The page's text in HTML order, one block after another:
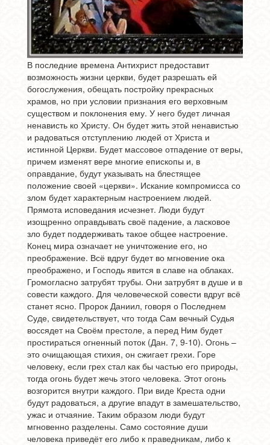
В последние времена Антихрист предоставит
возможность жизни церкви, будет разрешать ей
богослужения, обещать постройку прекрасных
храмов, но при условии признания его верховным
существом и поклонения ему. У него будет личная
ненависть ко Христу. Он будет жить этой ненавистью
и радоваться отступлению людей от Христа и
истинной Церкви. Будет массовое отпадение от веры,
причем изменят вере многие епископы и, в
оправдание, будут указывать на блестящее
положение своей «церкви». Искание компромисса со
злом будет характерным настроением людей.
Прямота исповедания исчезнет. Люди будут
изощренно оправдывать своё падение, а ласковое
зло будет поддерживать такое общее настроение.
Конец мира означает не уничтожение его, но
преображение. Всё вдруг будет во мгновение ока
преображено, и Господь явится в славе на облаках.
Громогласно затрубят трубы. Они затрубят в душе и в
совести каждого. Для человеческой совести вдруг всё
станет ясно. Пророк Даниил, говоря о Последнем
Суде, свидетельствует, что тогда Сам вечный Судья
воссядет на Своём престоле, а перед Ним будет
простираться огненный поток (Дан. 7, 9-10). Огонь –
это очищающая стихия, он сжигает грехи. Горе
человеку, если грех стал как бы частью его природы,
тогда огонь будет жечь этого человека. Этот огонь
возгорится внутри каждого. При виде Креста одни
будут радоваться, а другие впадут в замешательство,
ужас и отчаяние. Таким образом люди будут
мгновенно разделены. Само состояние души
человека приведёт его либо к праведникам, либо к